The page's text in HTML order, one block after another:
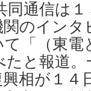
同通信は
のイン
「（東
と報道
相が１４